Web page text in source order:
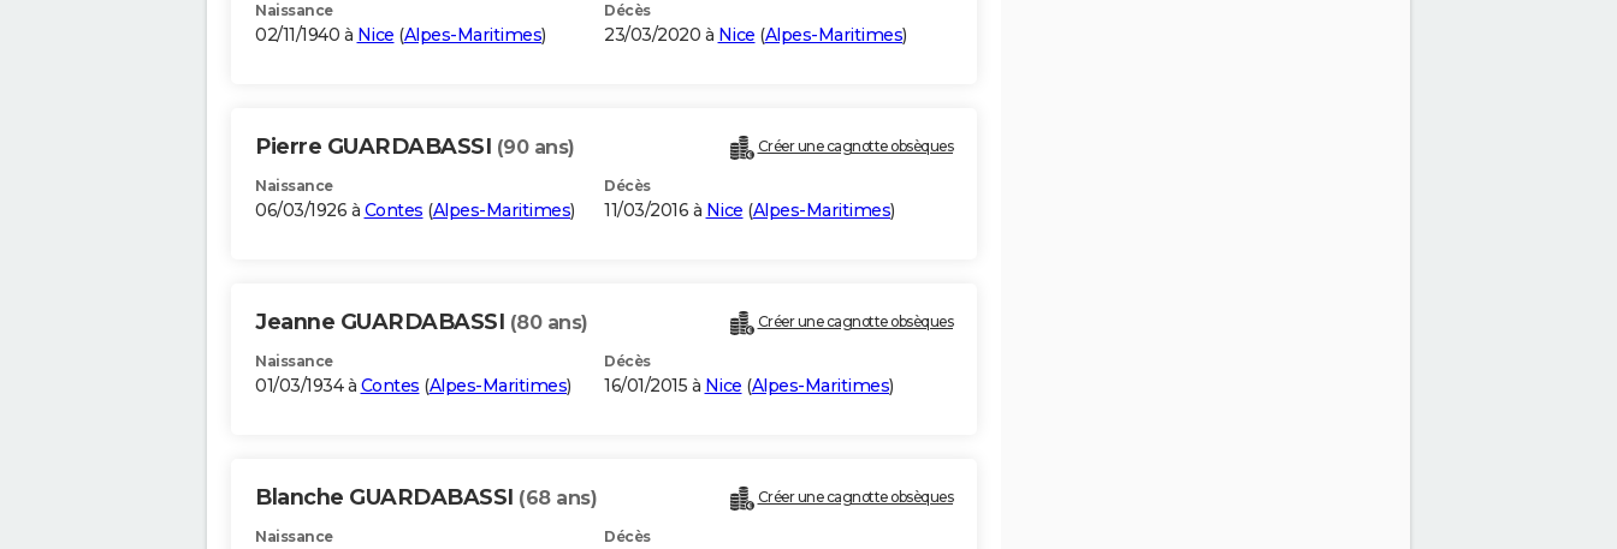
Naissance
02/11/1940 à Nice (Alpes-Maritimes)
Décès
23/03/2020 à Nice (Alpes-Maritimes)
Pierre GUARDABASSI (90 ans) Créer une cagnotte obsèques
Naissance
06/03/1926 à Contes (Alpes-Maritimes)
Décès
11/03/2016 à Nice (Alpes-Maritimes)
Jeanne GUARDABASSI (80 ans) Créer une cagnotte obsèques
Naissance
01/03/1934 à Contes (Alpes-Maritimes)
Décès
16/01/2015 à Nice (Alpes-Maritimes)
Blanche GUARDABASSI (68 ans) Créer une cagnotte obsèques
Naissance Décès